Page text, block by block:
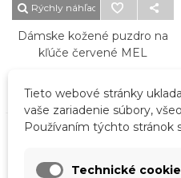
Rýchly náhľad
Dámske kožené puzdro na
kľúče červené MEL
Tieto webové stránky
vaše zariadenie súbory,
Používaním týchto stránok
Technické